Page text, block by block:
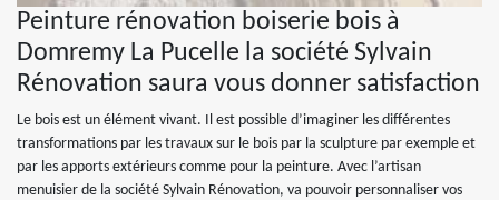
Peinture rénovation boiserie bois à
Domremy La Pucelle la société Sylvain
Rénovation saura vous donner satisfaction
Le bois est un élément vivant. Il est possible d’imaginer les différentes
transformations par les travaux sur le bois par la sculpture par exemple et
par les apports extérieurs comme pour la peinture. Avec l’artisan
menuisier de la société Sylvain Rénovation, va pouvoir personnaliser vos